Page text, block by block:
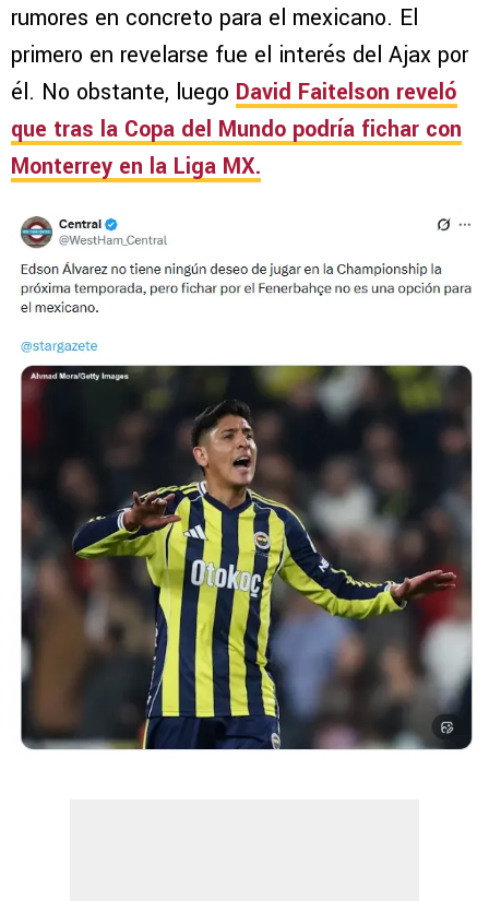
rumores en concreto para el mexicano. El
primero en revelarse fue el interés del Ajax por
él. No obstante, luego David Faitelson reveló
que tras la Copa del Mundo podría fichar con
Monterrey en la Liga MX.